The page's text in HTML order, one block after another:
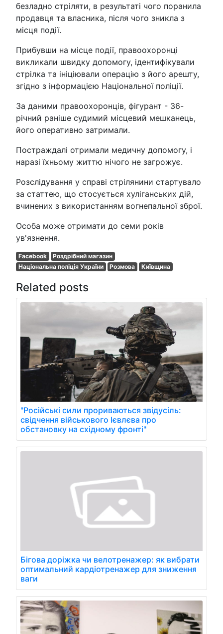
безладно стріляти, в результаті чого поранила
продавця та власника, після чого зникла з
місця події.
Прибувши на місце події, правоохоронці
викликали швидку допомогу, ідентифікували
стрілка та ініціювали операцію з його арешту,
згідно з інформацією Національної поліції.
За даними правоохоронців, фігурант - 36-
річний раніше судимий місцевий мешканець,
його оперативно затримали.
Постраждалі отримали медичну допомогу, і
наразі їхньому життю нічого не загрожує.
Розслідування у справі стрілянини стартувало
за статтею, що стосується хуліганських дій,
вчинених з використанням вогнепальної зброї.
Особа може отримати до семи років
ув'язнення.
Facebook
Роздрібний магазин
Національна поліція України
Розмова Київщина
Related posts
"Російські сили прориваються звідусіль:
свідчення військового Ієвлєва про
обстановку на східному фронті"
Бігова доріжка чи велотренажер: як вибрати
оптимальний кардіотренажер для зниження
ваги